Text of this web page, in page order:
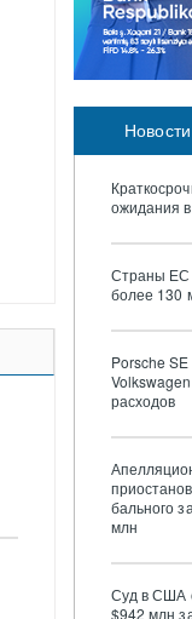
Новости
ожидания
Страны
более 130
Porsche
расходов
бального
млн
Суд в США
$942 млн